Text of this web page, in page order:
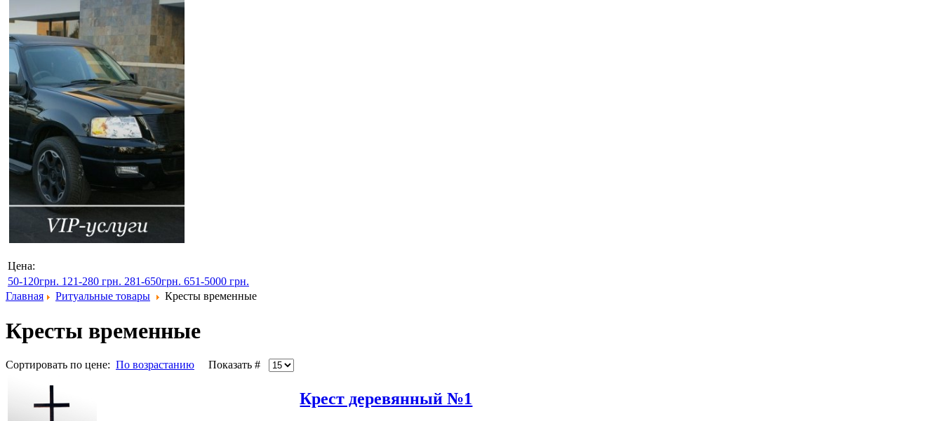
Цена:
50-120грн. 121-280 грн. 281-650грн. 651-5000 грн.
Главная
Ритуальные товары Кресты временные
Кресты временные
Сортировать по цене: По возрастанию Показать #
Крест деревянный №1